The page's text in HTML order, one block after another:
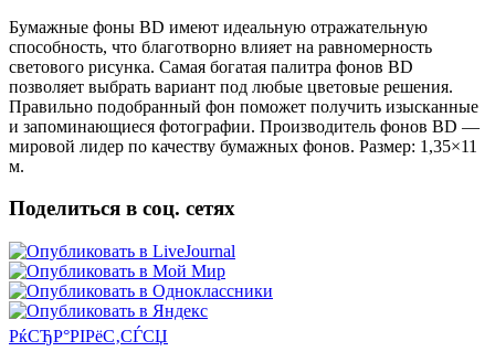
Бумажные фоны BD имеют идеальную отражательную
способность, что благотворно влияет на равномерность
светового рисунка. Самая богатая палитра фонов BD
позволяет выбрать вариант под любые цветовые решения.
Правильно подобранный фон поможет получить изысканные
и запоминающиеся фотографии. Производитель фонов BD —
мировой лидер по качеству бумажных фонов. Размер: 1,35×11
м.
Поделиться в соц. сетях
РќСЂР°РІРёС‚СЃСЏ